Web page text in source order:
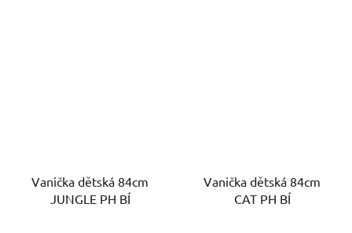
Vanička dětská 84cm
JUNGLE PH BÍ
Vanička dětská 84cm
CAT PH BÍ